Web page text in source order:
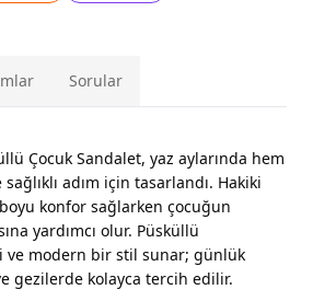
Sorular
Çocuk Sandalet, yaz aylarında hem
adım için tasarlandı. Hakiki
konfor sağlarken çocuğun
yardımcı olur. Püsküllü
ve modern bir stil sunar; günlük
gezilerde kolayca tercih edilir.